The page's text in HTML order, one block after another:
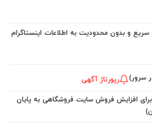
سرور) رپورتاژ آگهی
برای افزایش فروش سایت فروشگاهی به پایان